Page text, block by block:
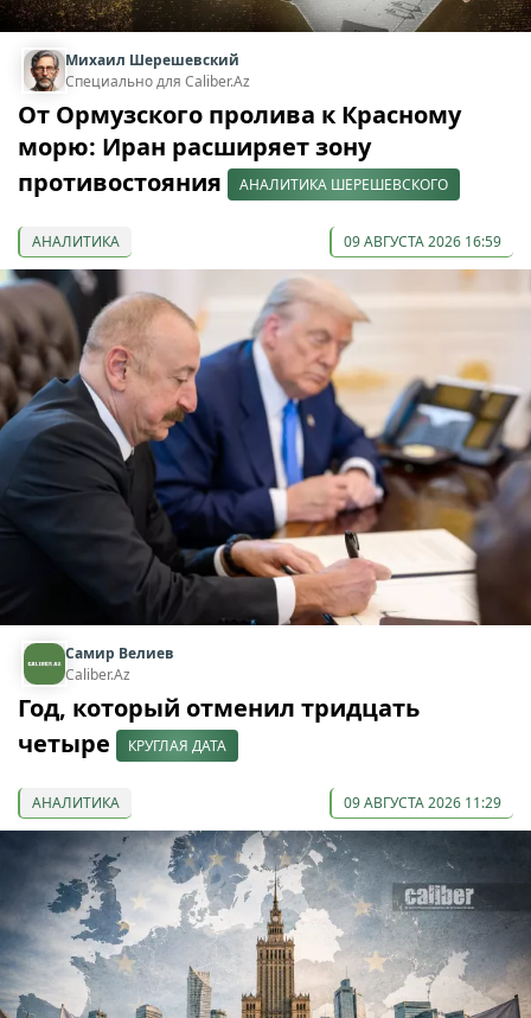
Михаил Шерешевский
Специально для Caliber.Az
От Ормузского пролива к Красному
морю: Иран расширяет зону
противостояния
АНАЛИТИКА ШЕРЕШЕВСКОГО
АНАЛИТИКА 09 АВГУСТА 2026 16:59
Самир Велиев
Caliber.Az
Год, который отменил тридцать
четыре
КРУГЛАЯ ДАТА
АНАЛИТИКА 09 АВГУСТА 2026 11:29